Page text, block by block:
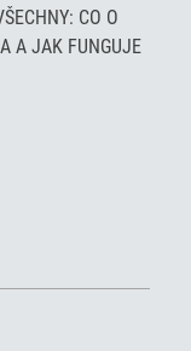
CO O
A JAK FUNGUJE